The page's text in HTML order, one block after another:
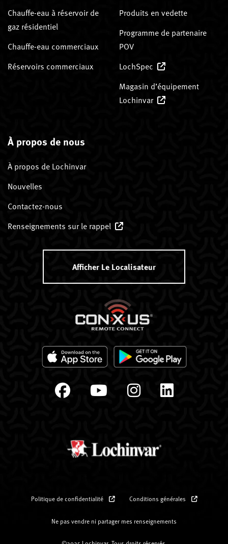
Chauffe-eau à réservoir de
gaz résidentiel
Chauffe-eau commerciaux
Réservoirs commerciaux
Produits en vedette
Programme de partenaire
POV
LochSpec
Magasin d’équipement
Lochinvar
À propos de nous
À propos de Lochinvar
Nouvelles
Contactez-nous
Renseignements sur le rappel
Afficher Le Localisateur
Politique de confidentialité Conditions générales
Ne pas vendre ni partager mes renseignements